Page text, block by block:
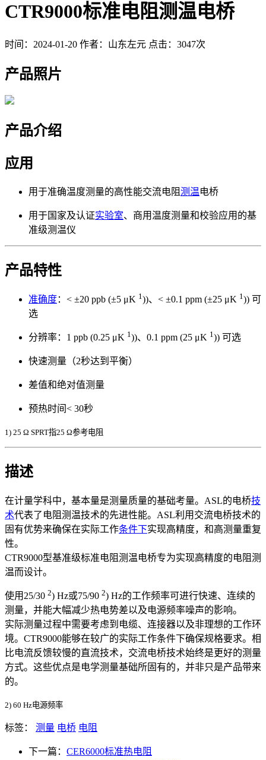
CTR9000标准电阻测温电桥
时间：2024-01-20 作者：山东左元 点击：3047次
产品照片
产品介绍
应用
用于准确温度测量的高性能交流电阻测温电桥
用于国家及认证实验室、商用温度测量和校验应用的基
准级测温仪
产品特性
准确度：< ±20 ppb (±5 μK 1 ))、< ±0.1 ppm (±25 μK 1 )) 可
选
分辨率：1 ppb (0.25 μK 1 ))、0.1 ppm (25 μK 1 )) 可选
快速测量（2秒达到平衡）
差值和绝对值测量
预热时间< 30秒
1) 25 Ω SPRT指25 Ω参考电阻
描述
在计量学科中，基本量是测量质量的基础考量。ASL的电桥技
术代表了电阻测温技术的先进性能。ASL利用交流电桥技术的
固有优势来确保在实际工作条件下实现高精度，和高测量重复
性。
CTR9000型基准级标准电阻测温电桥专为实现高精度的电阻测
温而设计。
使用25/30 2) Hz或75/90 2) Hz的工作频率可进行快速、连续的
测量，并能大幅减少热电势差以及电源频率噪声的影响。
实际测量过程中需要考虑到电缆、连接器以及非理想的工作环
境。CTR9000能够在较广的实际工作条件下确保规格要求。相
比电流反馈较慢的直流技术，交流电桥技术始终是更好的测量
方式。这些优点是电学测量基础所固有的，并非只是产品带来
的。
2) 60 Hz电源频率
标签： 测量 电桥 电阻
下一篇： CER6000标准热电阻